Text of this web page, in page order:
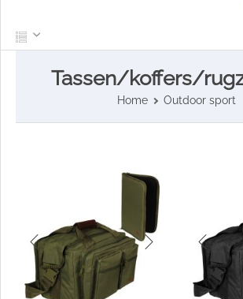
Tassen/koffers/
Home Outdoor sport